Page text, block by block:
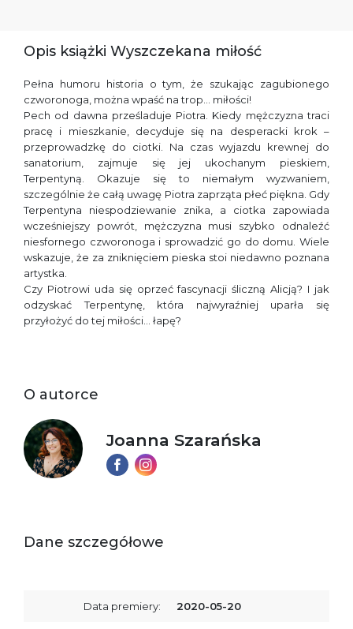
Opis książki Wyszczekana miłość
Pełna humoru historia o tym, że szukając zagubionego
czworonoga, można wpaść na trop… miłości!
Pech od dawna prześladuje Piotra. Kiedy mężczyzna traci
pracę i mieszkanie, decyduje się na desperacki krok –
przeprowadzkę do ciotki. Na czas wyjazdu krewnej do
sanatorium, zajmuje się jej ukochanym pieskiem,
Terpentyną. Okazuje się to niemałym wyzwaniem,
szczególnie że całą uwagę Piotra zaprząta płeć piękna. Gdy
Terpentyna niespodziewanie znika, a ciotka zapowiada
wcześniejszy powrót, mężczyzna musi szybko odnaleźć
niesfornego czworonoga i sprowadzić go do domu. Wiele
wskazuje, że za zniknięciem pieska stoi niedawno poznana
artystka.
Czy Piotrowi uda się oprzeć fascynacji śliczną Alicją? I jak
odzyskać Terpentynę, która najwyraźniej uparła się
przyłożyć do tej miłości… łapę?
O autorce
Joanna Szarańska
Dane szczegółowe
Data premiery: 2020-05-20